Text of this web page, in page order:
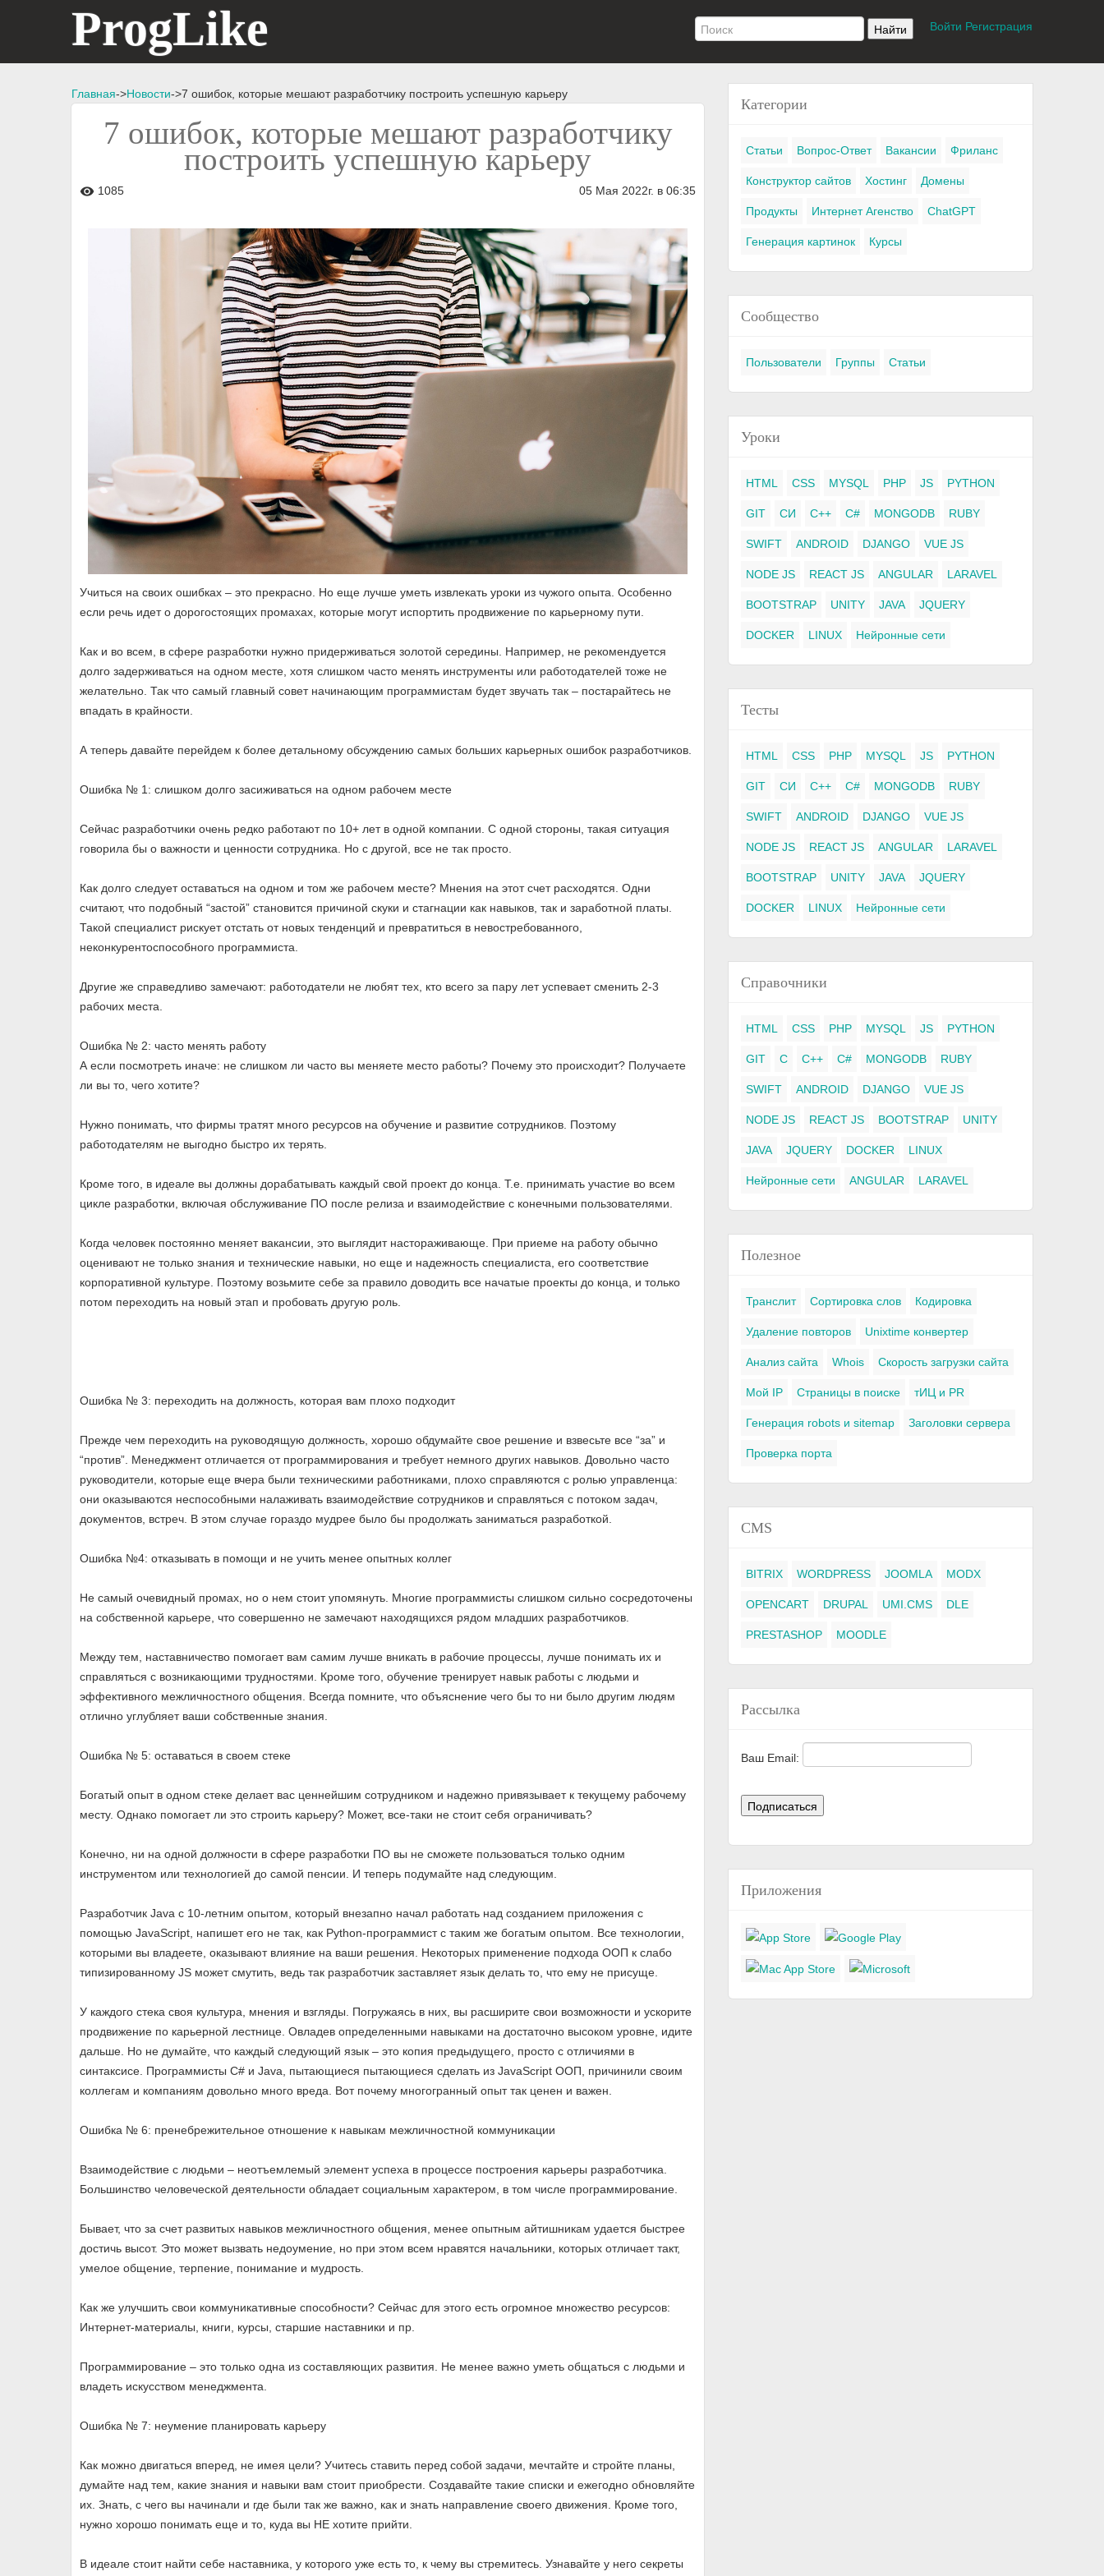
ProgLike Войти Регистрация
Главная->Новости->7 ошибок, которые мешают разработчику построить успешную карьеру
7 ошибок, которые мешают разработчику
построить успешную карьеру
visibility 1085 05 Мая 2022г. в 06:35
Учиться на своих ошибках – это прекрасно. Но еще лучше уметь извлекать уроки из чужого опыта. Особенно
если речь идет о дорогостоящих промахах, которые могут испортить продвижение по карьерному пути.
Как и во всем, в сфере разработки нужно придерживаться золотой середины. Например, не рекомендуется
долго задерживаться на одном месте, хотя слишком часто менять инструменты или работодателей тоже не
желательно. Так что самый главный совет начинающим программистам будет звучать так – постарайтесь не
впадать в крайности.
А теперь давайте перейдем к более детальному обсуждению самых больших карьерных ошибок разработчиков.
Ошибка № 1: слишком долго засиживаться на одном рабочем месте
Сейчас разработчики очень редко работают по 10+ лет в одной компании. С одной стороны, такая ситуация
говорила бы о важности и ценности сотрудника. Но с другой, все не так просто.
Как долго следует оставаться на одном и том же рабочем месте? Мнения на этот счет расходятся. Одни
считают, что подобный “застой” становится причиной скуки и стагнации как навыков, так и заработной платы.
Такой специалист рискует отстать от новых тенденций и превратиться в невостребованного,
неконкурентоспособного программиста.
Другие же справедливо замечают: работодатели не любят тех, кто всего за пару лет успевает сменить 2-3
рабочих места.
Ошибка № 2: часто менять работу
А если посмотреть иначе: не слишком ли часто вы меняете место работы? Почему это происходит? Получаете
ли вы то, чего хотите?
Нужно понимать, что фирмы тратят много ресурсов на обучение и развитие сотрудников. Поэтому
работодателям не выгодно быстро их терять.
Кроме того, в идеале вы должны дорабатывать каждый свой проект до конца. Т.е. принимать участие во всем
цикле разработки, включая обслуживание ПО после релиза и взаимодействие с конечными пользователями.
Когда человек постоянно меняет вакансии, это выглядит настораживающе. При приеме на работу обычно
оценивают не только знания и технические навыки, но еще и надежность специалиста, его соответствие
корпоративной культуре. Поэтому возьмите себе за правило доводить все начатые проекты до конца, и только
потом переходить на новый этап и пробовать другую роль.
Ошибка № 3: переходить на должность, которая вам плохо подходит
Прежде чем переходить на руководящую должность, хорошо обдумайте свое решение и взвесьте все “за” и
“против”. Менеджмент отличается от программирования и требует немного других навыков. Довольно часто
руководители, которые еще вчера были техническими работниками, плохо справляются с ролью управленца:
они оказываются неспособными налаживать взаимодействие сотрудников и справляться с потоком задач,
документов, встреч. В этом случае гораздо мудрее было бы продолжать заниматься разработкой.
Ошибка №4: отказывать в помощи и не учить менее опытных коллег
Не самый очевидный промах, но о нем стоит упомянуть. Многие программисты слишком сильно сосредоточены
на собственной карьере, что совершенно не замечают находящихся рядом младших разработчиков.
Между тем, наставничество помогает вам самим лучше вникать в рабочие процессы, лучше понимать их и
справляться с возникающими трудностями. Кроме того, обучение тренирует навык работы с людьми и
эффективного межличностного общения. Всегда помните, что объяснение чего бы то ни было другим людям
отлично углубляет ваши собственные знания.
Ошибка № 5: оставаться в своем стеке
Богатый опыт в одном стеке делает вас ценнейшим сотрудником и надежно привязывает к текущему рабочему
месту. Однако помогает ли это строить карьеру? Может, все-таки не стоит себя ограничивать?
Конечно, ни на одной должности в сфере разработки ПО вы не сможете пользоваться только одним
инструментом или технологией до самой пенсии. И теперь подумайте над следующим.
Разработчик Java с 10-летним опытом, который внезапно начал работать над созданием приложения с
помощью JavaScript, напишет его не так, как Python-программист с таким же богатым опытом. Все технологии,
которыми вы владеете, оказывают влияние на ваши решения. Некоторых применение подхода ООП к слабо
типизированному JS может смутить, ведь так разработчик заставляет язык делать то, что ему не присуще.
У каждого стека своя культура, мнения и взгляды. Погружаясь в них, вы расширите свои возможности и ускорите
продвижение по карьерной лестнице. Овладев определенными навыками на достаточно высоком уровне, идите
дальше. Но не думайте, что каждый следующий язык – это копия предыдущего, просто с отличиями в
синтаксисе. Программисты С# и Java, пытающиеся пытающиеся сделать из JavaScript ООП, причинили своим
коллегам и компаниям довольно много вреда. Вот почему многогранный опыт так ценен и важен.
Ошибка № 6: пренебрежительное отношение к навыкам межличностной коммуникации
Взаимодействие с людьми – неотъемлемый элемент успеха в процессе построения карьеры разработчика.
Большинство человеческой деятельности обладает социальным характером, в том числе программирование.
Бывает, что за счет развитых навыков межличностного общения, менее опытным айтишникам удается быстрее
достичь высот. Это может вызвать недоумение, но при этом всем нравятся начальники, которых отличает такт,
умелое общение, терпение, понимание и мудрость.
Как же улучшить свои коммуникативные способности? Сейчас для этого есть огромное множество ресурсов:
Интернет-материалы, книги, курсы, старшие наставники и пр.
Программирование – это только одна из составляющих развития. Не менее важно уметь общаться с людьми и
владеть искусством менеджмента.
Ошибка № 7: неумение планировать карьеру
Как можно двигаться вперед, не имея цели? Учитесь ставить перед собой задачи, мечтайте и стройте планы,
думайте над тем, какие знания и навыки вам стоит приобрести. Создавайте такие списки и ежегодно обновляйте
их. Знать, с чего вы начинали и где были так же важно, как и знать направление своего движения. Кроме того,
нужно хорошо понимать еще и то, куда вы НЕ хотите прийти.
В идеале стоит найти себе наставника, у которого уже есть то, к чему вы стремитесь. Узнавайте у него секреты
Категории
Статьи Вопрос-Ответ Вакансии Фриланс
Конструктор сайтов Хостинг Домены
Продукты Интернет Агенство ChatGPT
Генерация картинок Курсы
Сообщество
Пользователи Группы Статьи
Уроки
HTML CSS MYSQL PHP JS PYTHON
GIT СИ C++ C# MONGODB RUBY
SWIFT ANDROID DJANGO VUE JS
NODE JS REACT JS ANGULAR LARAVEL
BOOTSTRAP UNITY JAVA JQUERY
DOCKER LINUX Нейронные сети
Тесты
HTML CSS PHP MYSQL JS PYTHON
GIT СИ C++ C# MONGODB RUBY
SWIFT ANDROID DJANGO VUE JS
NODE JS REACT JS ANGULAR LARAVEL
BOOTSTRAP UNITY JAVA JQUERY
DOCKER LINUX Нейронные сети
Справочники
HTML CSS PHP MYSQL JS PYTHON
GIT C C++ C# MONGODB RUBY
SWIFT ANDROID DJANGO VUE JS
NODE JS REACT JS BOOTSTRAP UNITY
JAVA JQUERY DOCKER LINUX
Нейронные сети ANGULAR LARAVEL
Полезное
Транслит Сортировка слов Кодировка
Удаление повторов Unixtime конвертер
Анализ сайта Whois Скорость загрузки сайта
Мой IP Страницы в поиске тИЦ и PR
Генерация robots и sitemap Заголовки сервера
Проверка порта
CMS
BITRIX WORDPRESS JOOMLA MODX
OPENCART DRUPAL UMI.CMS DLE
PRESTASHOP MOODLE
Рассылка
Ваш Email:
Приложения